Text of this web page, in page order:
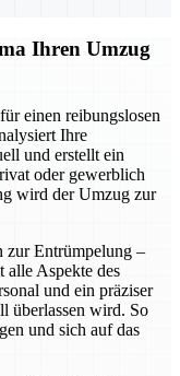
Ihren Umzug
einen reibungslosen
Ihre
und erstellt ein
oder gewerblich
wird der Umzug zur
zur Entrümpelung –
alle Aspekte des
und ein präziser
überlassen wird. So
und sich auf das